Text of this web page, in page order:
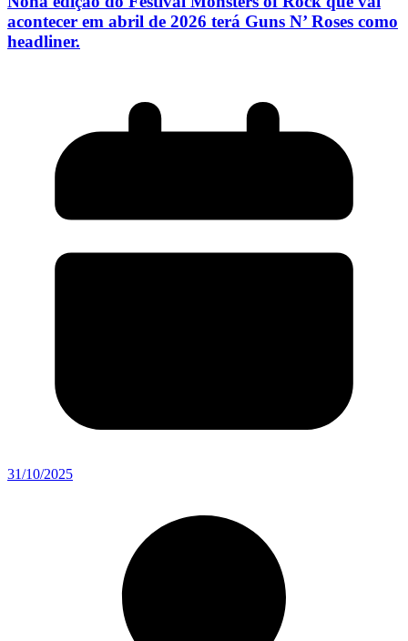
acontecer em abril de 2026 terá Guns N’ Roses como
headliner.
31/10/2025